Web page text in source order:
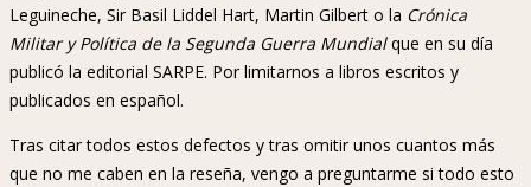
Leguineche, Sir Basil Liddel Hart, Martin Gilbert o la Crónica
Militar y Política de la Segunda Guerra Mundialque en su día
publicó la editorial SARPE. Por limitarnos a libros escritos y
publicados en español.
Tras citar todos estos defectos y tras omitir unos cuantos más
que no me caben en la reseña, vengo a preguntarme si todo esto